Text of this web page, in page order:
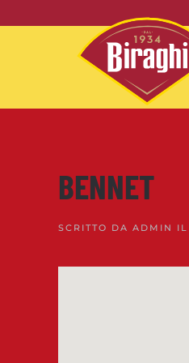
Skip to main content
BENNET
SCRITTO DA ADMIN IL